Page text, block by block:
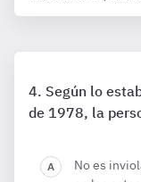
Según lo
de 1978, la
No es